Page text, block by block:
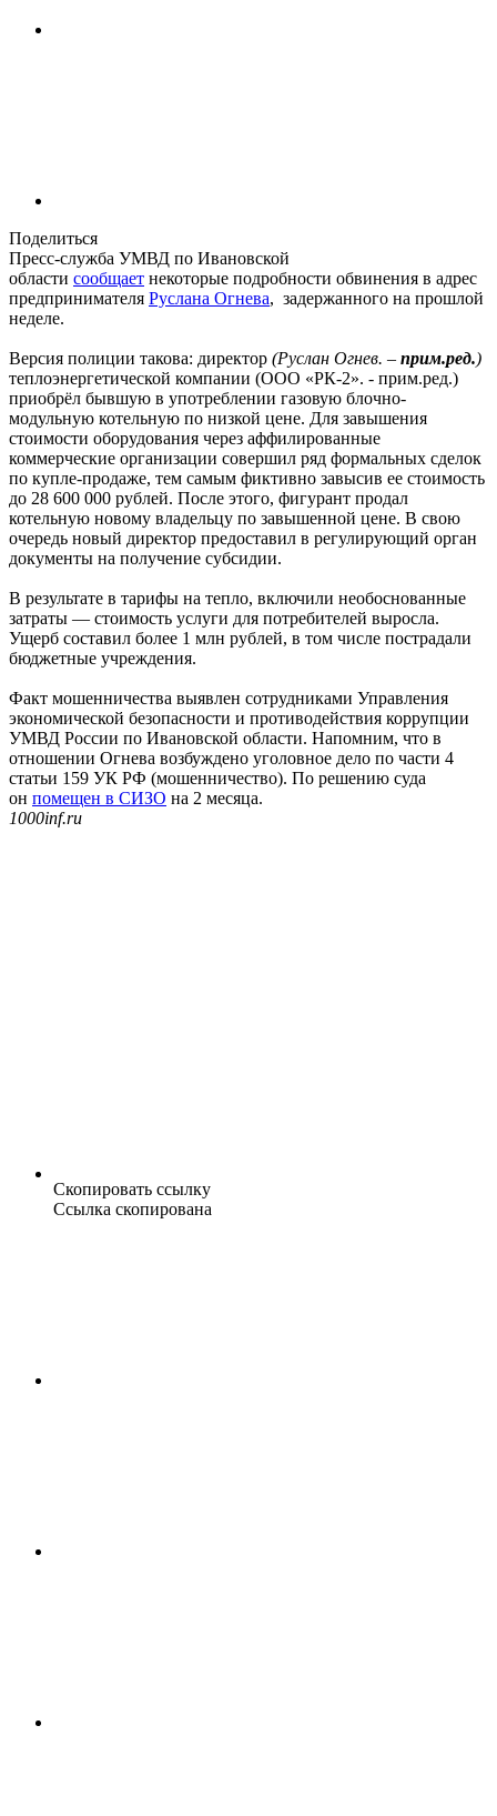
Поделиться
Пресс-служба УМВД по Ивановской
области сообщает некоторые подробности обвинения в адрес
предпринимателя Руслана Огнева, задержанного на прошлой
неделе.
Версия полиции такова: директор (Руслан Огнев. – прим.ред.)
теплоэнергетической компании (ООО «РК-2». - прим.ред.)
приобрёл бывшую в употреблении газовую блочно-
модульную котельную по низкой цене. Для завышения
стоимости оборудования через аффилированные
коммерческие организации совершил ряд формальных сделок
по купле-продаже, тем самым фиктивно завысив ее стоимость
до 28 600 000 рублей. После этого, фигурант продал
котельную новому владельцу по завышенной цене. В свою
очередь новый директор предоставил в регулирующий орган
документы на получение субсидии.
В результате в тарифы на тепло, включили необоснованные
затраты — стоимость услуги для потребителей выросла.
Ущерб составил более 1 млн рублей, в том числе пострадали
бюджетные учреждения.
Факт мошенничества выявлен сотрудниками Управления
экономической безопасности и противодействия коррупции
УМВД России по Ивановской области. Напомним, что в
отношении Огнева возбуждено уголовное дело по части 4
статьи 159 УК РФ (мошенничество). По решению суда
он помещен в СИЗО на 2 месяца.
1000inf.ru
Скопировать ссылку
Ссылка скопирована